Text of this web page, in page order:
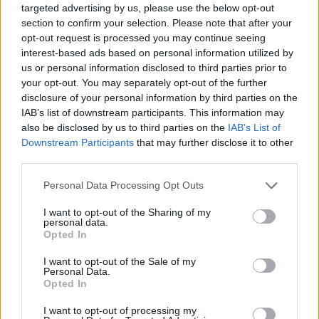
targeted advertising by us, please use the below opt-out
section to confirm your selection. Please note that after your
opt-out request is processed you may continue seeing
interest-based ads based on personal information utilized by
us or personal information disclosed to third parties prior to
your opt-out. You may separately opt-out of the further
disclosure of your personal information by third parties on the
IAB’s list of downstream participants. This information may
also be disclosed by us to third parties on the IAB’s List of
Downstream Participants that may further disclose it to other
Personal Data Processing Opt Outs
I want to opt-out of the Sharing of my
personal data.
Opted In
I want to opt-out of the Sale of my
Personal Data.
Opted In
I want to opt-out of processing my
territori – Confapi
EdoardoArtese– Managing Partner ITHAI
NuntanartKrisnachinda– Direttrice BOI
Parigi
Carlo De Simone– Responsabile Sviluppo
Internazionale Simest
One-to-one meetings
DanielaGhidelli– Senior Lawyer Allegal
AndreaCattani– ITHAI Senior Consultant
Funding Aid Strategies Investments – FASI
Per partecipare ènecessario iscriversi
, sarà poi